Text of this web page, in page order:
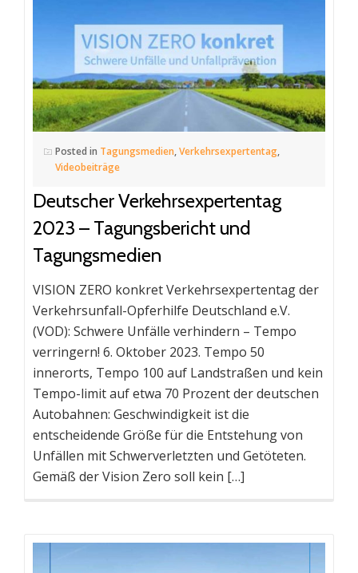
Posted in Tagungsmedien,Verkehrsexpertentag,
Videobeiträge
Deutscher Verkehrsexpertentag
2023 – Tagungsbericht und
Tagungsmedien
VISION ZERO konkret Verkehrsexpertentag der
Verkehrsunfall-Opferhilfe Deutschland e.V.
(VOD): Schwere Unfälle verhindern – Tempo
verringern! 6. Oktober 2023. Tempo 50
innerorts, Tempo 100 auf Landstraßen und kein
Tempo-limit auf etwa 70 Prozent der deutschen
Autobahnen: Geschwindigkeit ist die
entscheidende Größe für die Entstehung von
Unfällen mit Schwerverletzten und Getöteten.
Gemäß der Vision Zero soll kein […]